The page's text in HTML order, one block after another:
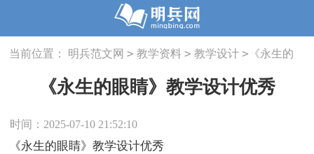
当前位置： 明兵范文网 > 教学资料 > 教学设计 > 《永生的
眼睛》教学设计优秀
《永生的眼睛》教学设计优秀
时间：2025-07-10 21:52:10
《永生的眼睛》教学设计优秀